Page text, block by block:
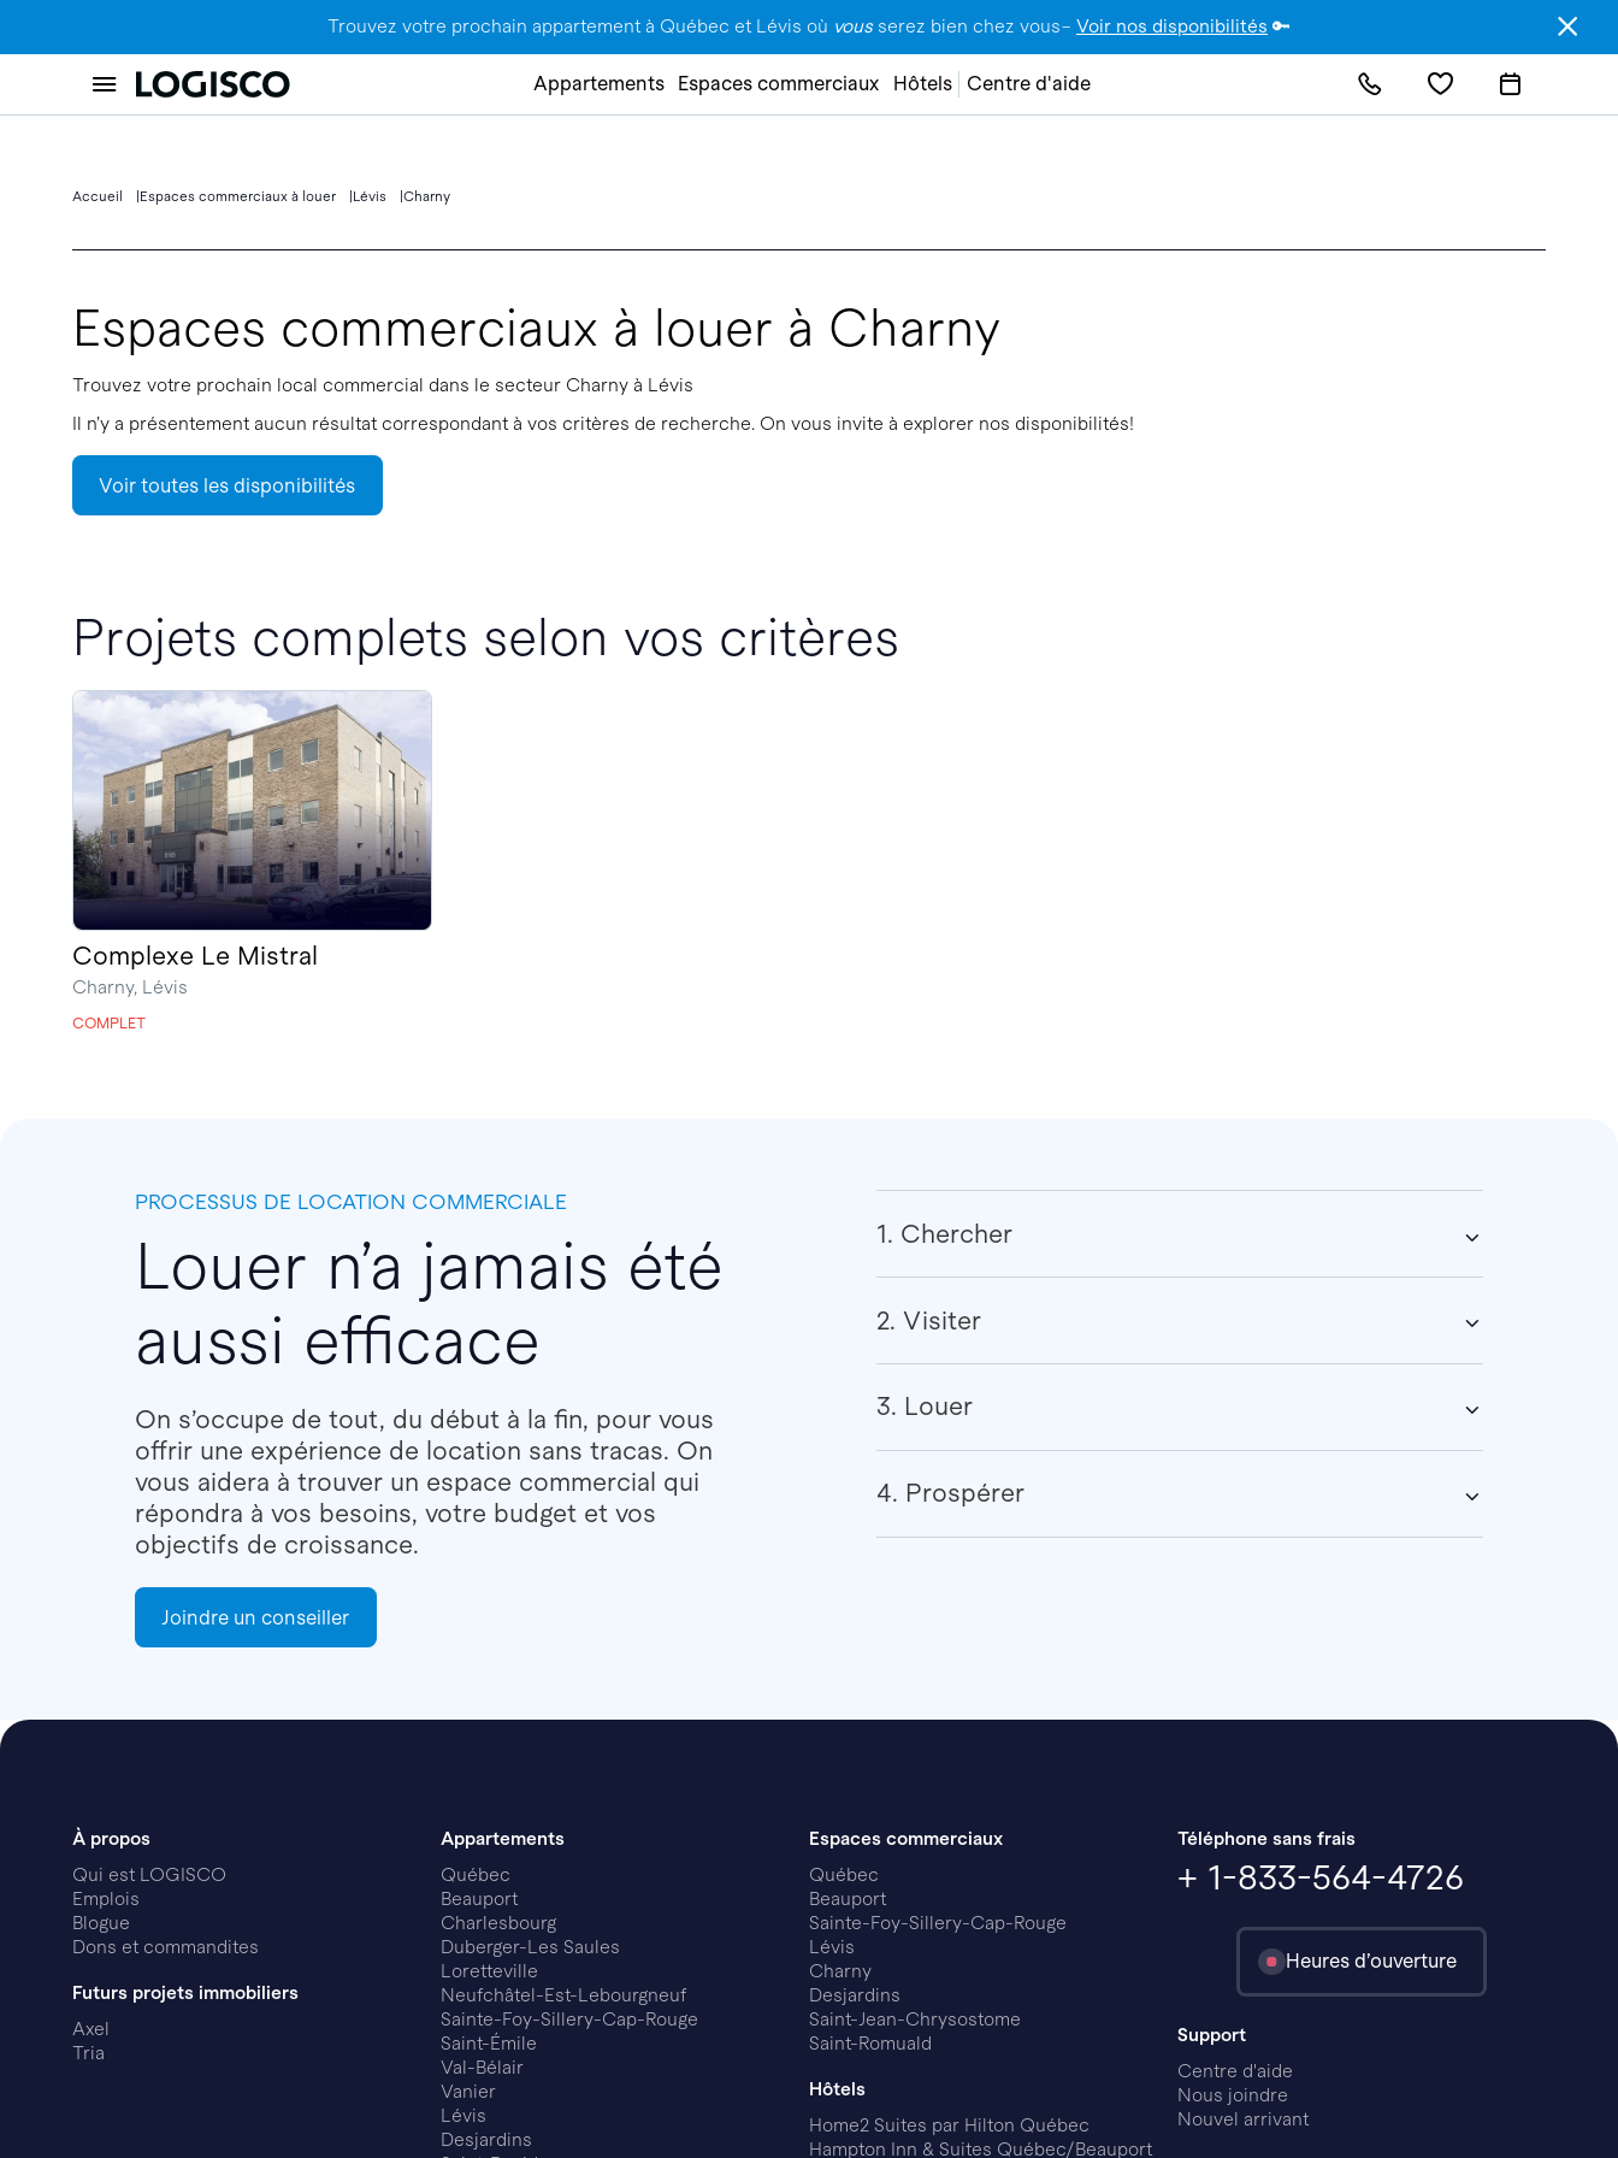
Trouvez votre prochain appartement à Québec et Lévis où vous serez bien chez vous– Voir nos disponibilités 🔑
Appartements Espaces commerciaux Hôtels Centre d'aide
Accueil Espaces commerciaux à louer Lévis Charny
Espaces commerciaux à louer à Charny
Trouvez votre prochain local commercial dans le secteur Charny à Lévis
Il n’y a présentement aucun résultat correspondant à vos critères de recherche. On vous invite à explorer nos disponibilités!
Voir toutes les disponibilités
Projets complets selon vos critères
Complexe Le Mistral
Charny, Lévis
COMPLET
PROCESSUS DE LOCATION COMMERCIALE
Louer n’a jamais été
aussi efficace
On s’occupe de tout, du début à la fin, pour vous
offrir une expérience de location sans tracas. On
vous aidera à trouver un espace commercial qui
répondra à vos besoins, votre budget et vos
objectifs de croissance.
Joindre un conseiller
1. Chercher
2. Visiter
3. Louer
4. Prospérer
À propos
Qui est LOGISCO
Emplois
Blogue
Dons et commandites
Futurs projets immobiliers
Axel
Tria
Appartements
Québec
Beauport
Charlesbourg
Duberger-Les Saules
Loretteville
Neufchâtel-Est-Lebourgneuf
Sainte-Foy-Sillery-Cap-Rouge
Saint-Émile
Val-Bélair
Vanier
Lévis
Desjardins
Espaces commerciaux
Québec
Beauport
Sainte-Foy-Sillery-Cap-Rouge
Lévis
Charny
Desjardins
Saint-Jean-Chrysostome
Saint-Romuald
Hôtels
Home2 Suites par Hilton Québec
Hampton Inn & Suites Québec/Beauport
Téléphone sans frais
+ 1-833-564-4726
Heures d’ouverture
Support
Centre d'aide
Nous joindre
Nouvel arrivant